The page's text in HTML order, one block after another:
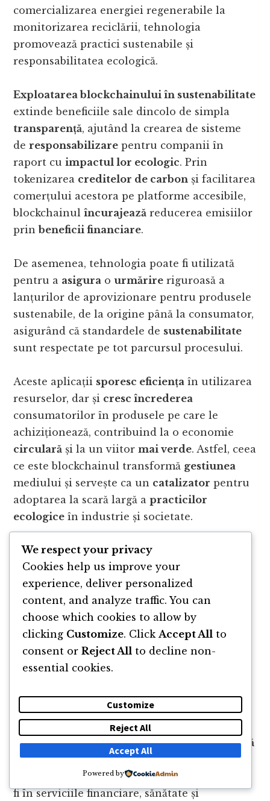
comercializarea energiei regenerabile la
monitorizarea reciclării, tehnologia
promovează practici sustenabile și
responsabilitatea ecologică.
Exploatarea blockchainului în sustenabilitate
extinde beneficiile sale dincolo de simpla
transparență, ajutând la crearea de sisteme
deresponsabilizare pentru companii în
raport cuimpactul lor ecologic. Prin
tokenizarea creditelor de carbon și facilitarea
comerțului acestora pe platforme accesibile,
blockchainulîncurajează reducerea emisiilor
prinbeneficii financiare.
De asemenea, tehnologia poate fi utilizată
pentru a asigura ourmărire riguroasă a
lanțurilor de aprovizionare pentru produsele
sustenabile, de la origine până la consumator,
asigurând că standardele de sustenabilitate
sunt respectate pe tot parcursul procesului.
Aceste aplicații sporesc eficiența în utilizarea
resurselor, dar și cresc încrederea
consumatorilor în produsele pe care le
achiziționează, contribuind la o economie
circulară și la un viitormai verde. Astfel, ceea
ce este blockchainul transformă gestiunea
mediului și servește ca un catalizator pentru
adoptarea la scară largă apracticilor
ecologice în industrie și societate.
Securitatea Datelor
Unul dintre cele mai valoroase aspecte ale
blockchainului este capacitatea sa de a
proteja datele. Datorită structurii sale, este
aproape imposibil să modifici sau să ștergi
informații fără a fi detectat, oferind astfel o
barieră robustă împotriva atacurilor
Implementarea blockchainului pentru
securitatea dateloreste deosebit derelevantă
în industrii undeconfidențialitateași
integritatea informațiilor sunt critice, cum ar
fi în serviciile financiare, sănătate și
We respect your privacy
Cookies help us improve your
experience, deliver personalized
content, and analyze traffic. You can
choose which cookies to allow by
clicking Customize. Click Accept All to
consent or Reject All to decline non-
essential cookies.
Customize
Reject All
Accept All
Powered by